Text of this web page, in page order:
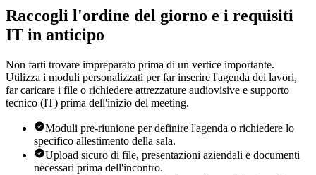
Raccogli l'ordine del giorno e i requisiti
IT in anticipo
Non farti trovare impreparato prima di un vertice importante.
Utilizza i moduli personalizzati per far inserire l'agenda dei lavori,
far caricare i file o richiedere attrezzature audiovisive e supporto
tecnico (IT) prima dell'inizio del meeting.
Moduli pre-riunione per definire l'agenda o richiedere lo
specifico allestimento della sala.
Upload sicuro di file, presentazioni aziendali e documenti
necessari prima dell'incontro.